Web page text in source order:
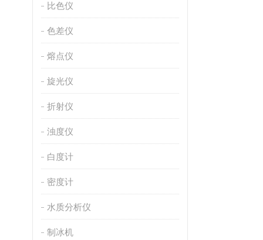
比色仪
色差仪
熔点仪
旋光仪
折射仪
浊度仪
白度计
密度计
水质分析仪
制冰机